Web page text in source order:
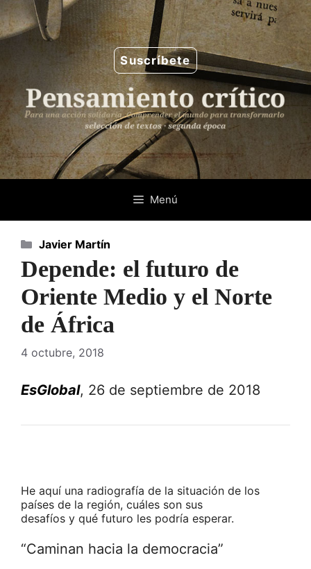
Saltar
al
contenido
Suscríbete
Menú
Depende: el futuro de
Oriente Medio y el Norte
de África
4 octubre, 2018
EsGlobal, 26 de septiembre de 2018
He aquí una radiografía de la situación de los
países de la región, cuáles son sus
desafíos y qué futuro les podría esperar.
“Caminan hacia la democracia”
Categorías
Javier Martín